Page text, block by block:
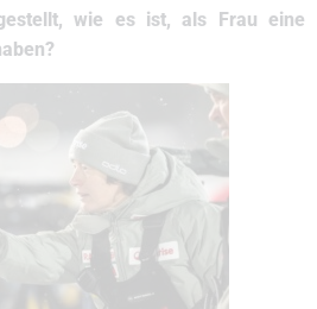
wie es ist, als Frau eine